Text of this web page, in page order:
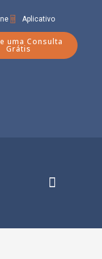
Aplicativo
uma Consulta
Grátis